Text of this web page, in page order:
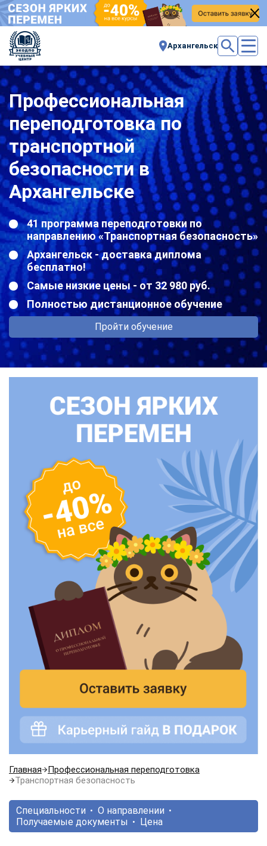
Архангельск
Профессиональная
переподготовка по
транспортной
безопасности в
Архангельске
41 программа переподготовки по
направлению «Транспортная безопасность»
Архангельск - доставка диплома
бесплатно!
Самые низкие цены - от 32 980 руб.
Полностью дистанционное обучение
Пройти обучение
Главная
Профессиональная переподготовка
Транспортная безопасность
Специальности
О направлении
Получаемые документы
Цена